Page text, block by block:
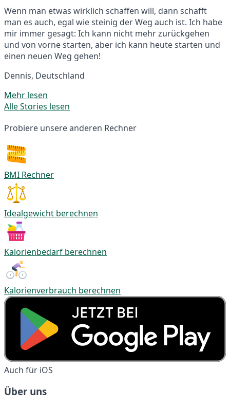
Wenn man etwas wirklich schaffen will, dann schafft
man es auch, egal wie steinig der Weg auch ist. Ich habe
mir immer gesagt: Ich kann nicht mehr zurückgehen
und von vorne starten, aber ich kann heute starten und
einen neuen Weg gehen!
Dennis, Deutschland
Mehr lesen
Alle Stories lesen
Probiere unsere anderen Rechner
BMI Rechner
Idealgewicht berechnen
Kalorienbedarf berechnen
Kalorienverbrauch berechnen
Auch für iOS
Über uns